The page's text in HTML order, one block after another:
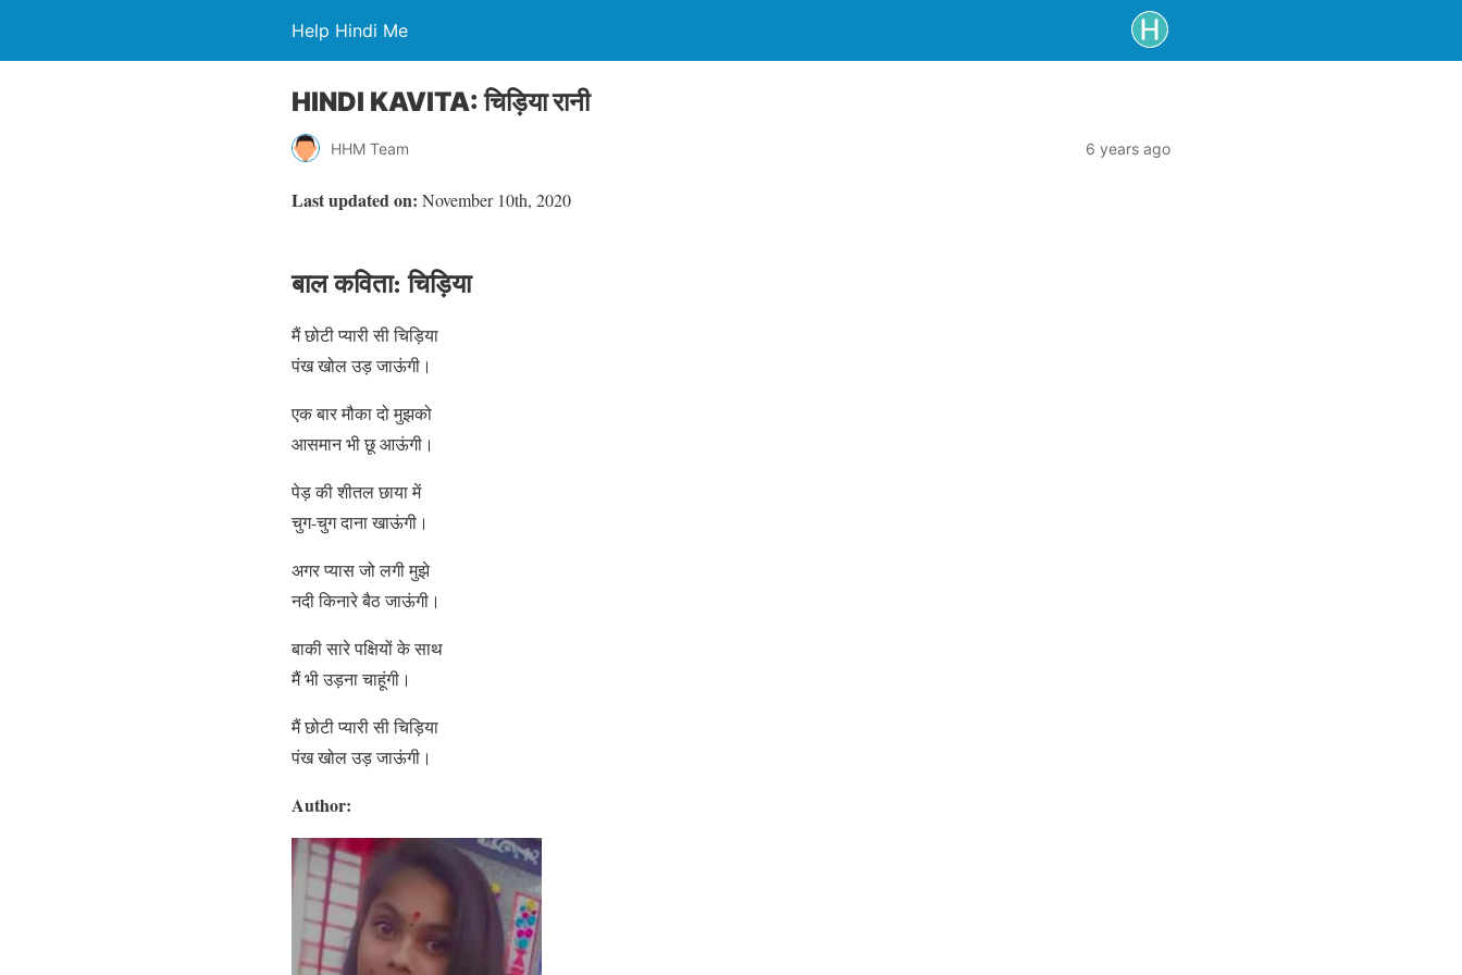
Help Hindi Me
HINDI KAVITA: चिड़िया रानी
HHM Team 6 years ago
Last updated on: November 10th, 2020
बाल कविता: चिड़िया
मैं छोटी प्यारी सी चिड़िया
पंख खोल उड़ जाऊंगी।
एक बार मौका दो मुझको
आसमान भी छू आऊंगी।
पेड़ की शीतल छाया में
चुग-चुग दाना खाऊंगी।
अगर प्यास जो लगी मुझे
नदी किनारे बैठ जाऊंगी।
बाकी सारे पक्षियों के साथ
मैं भी उड़ना चाहूंगी।
मैं छोटी प्यारी सी चिड़िया
पंख खोल उड़ जाऊंगी।
Author: